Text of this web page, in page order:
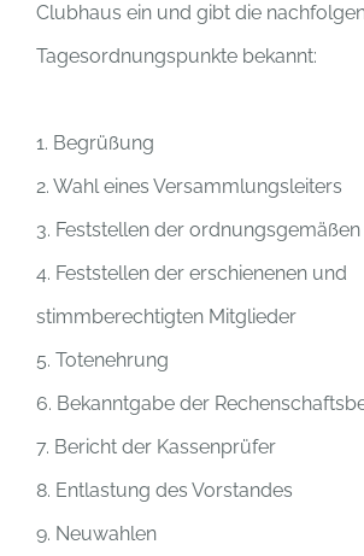
Clubhaus ein und gibt die
Tagesordnungspunkte bekannt:
1. Begrüßung
2. Wahl eines Versammlungsleiters
3. Feststellen der
4. Feststellen der erschienenen und
stimmberechtigten Mitglieder
5. Totenehrung
6. Bekanntgabe der
7. Bericht der Kassenprüfer
8. Entlastung des Vorstandes
9. Neuwahlen